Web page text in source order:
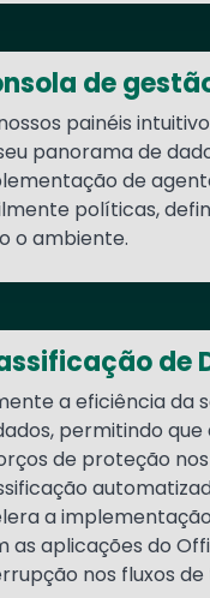
de
painéis
panorama de
de
políticas,
o ambiente.
de
a eficiência da
permitindo
de proteção
a
as aplicações do
nos fluxos